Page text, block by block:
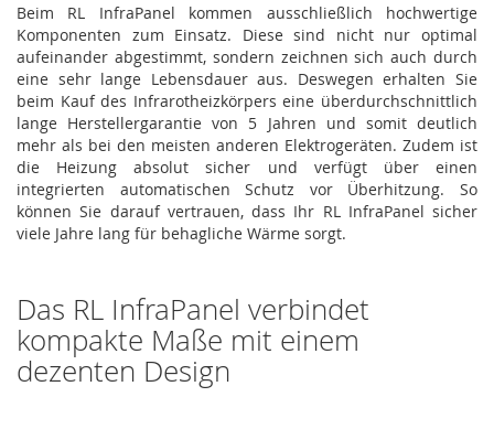
Beim RL InfraPanel kommen ausschließlich hochwertige
Komponenten zum Einsatz. Diese sind nicht nur optimal
aufeinander abgestimmt, sondern zeichnen sich auch durch
eine sehr lange Lebensdauer aus. Deswegen erhalten Sie
beim Kauf des Infrarotheizkörpers eine überdurchschnittlich
lange Herstellergarantie von 5 Jahren und somit deutlich
mehr als bei den meisten anderen Elektrogeräten. Zudem ist
die Heizung absolut sicher und verfügt über einen
integrierten automatischen Schutz vor Überhitzung. So
können Sie darauf vertrauen, dass Ihr RL InfraPanel sicher
viele Jahre lang für behagliche Wärme sorgt.
Das RL InfraPanel verbindet
kompakte Maße mit einem
dezenten Design